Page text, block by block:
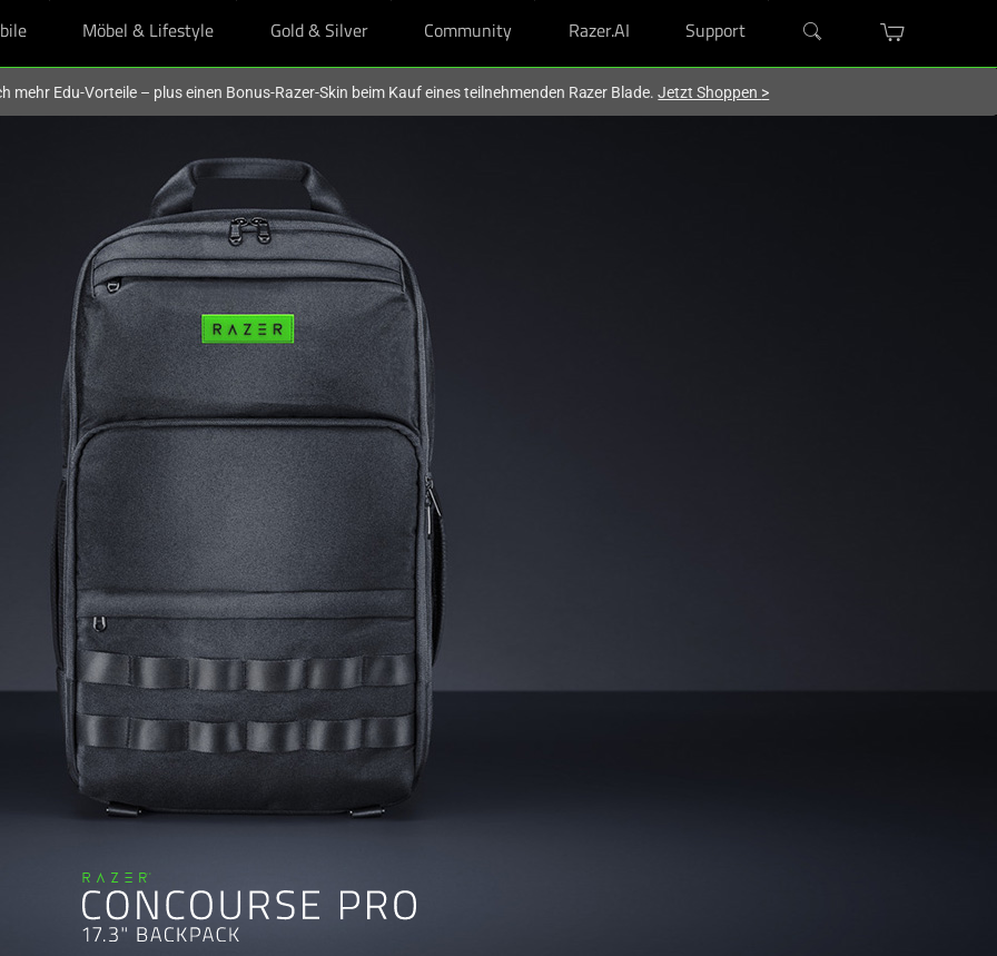
Möbel & Lifestyle Gold & Silver Community Razer.AI Support
mehr Edu-Vorteile – plus einen Bonus-Razer-Skin beim Kauf eines teilnehmenden Razer Blade.Jetzt Shoppen >